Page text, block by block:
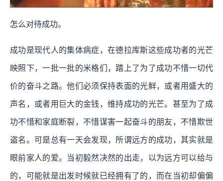
怎么对待成功。
成功是现代人的集体病症，在德拉库斯这些成功者的光芒
映照下，一批一批的米格们，踏上了为了成功不惜一切代
价的奋斗之路。他们必须保持表面的光鲜，或者用盛大的
声名，或者用巨大的金钱，维持成功的光芒。甚至为了成
功不惜和家庭断裂，不惜谋害一起奋斗的朋友，不惜欺世
盗名。可是总有一天会发现，所谓远方的成功，其实就是
眼前家人的爱。当初毅然决然的出走，以为远方可以给与
的，可能就是出发时候就已经拥有了的，而在当初却偏偏